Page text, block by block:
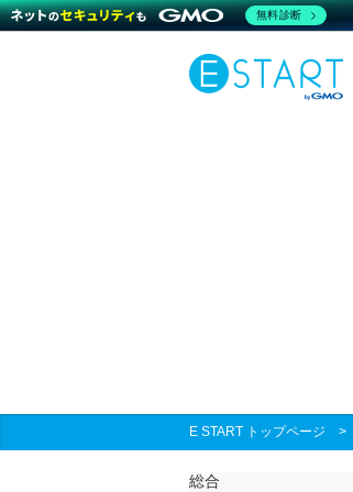
E START トップページ >
総合
無料診断